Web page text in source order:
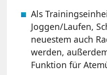
Als
Joggen/Laufen,
neuestem auch
werden,
Funktion für